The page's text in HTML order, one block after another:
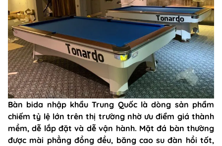
Bàn bida nhập khẩu Trung Quốc là dòng sản phẩm
chiếm tỷ lệ lớn trên thị trường nhờ ưu điểm giá thành
mềm, dễ lắp đặt và dễ vận hành. Mặt đá bàn thường
được mài phẳng đồng đều, băng cao su đàn hồi tốt,